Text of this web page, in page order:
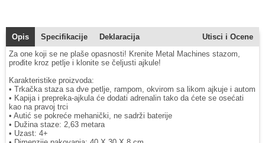
Opis Specifikacije Deklaracija
Utisci i Ocene
Za one koji se ne plaše opasnosti! Krenite Metal Machines stazom,
prođite kroz petlje i klonite se čeljusti ajkule!
Karakteristike proizvoda:
• Trkačka staza sa dve petlje, rampom, okvirom sa likom ajkuje i autom
• Kapija i prepreka-ajkula će dodati adrenalin tako da ćete se osećati
kao na pravoj trci
• Autić se pokreće mehanički, ne sadrži baterije
• Dužina staze: 2,63 metara
• Uzast: 4+